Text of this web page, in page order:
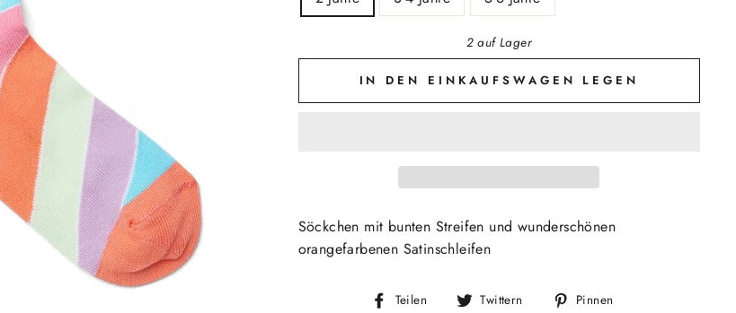
2 auf Lager
IN DEN EINKAUFSWAGEN LEGEN
Söckchen mit bunten Streifen und wunderschönen
orangefarbenen Satinschleifen
Teilen
Auf
Twittern
Auf
Pinnen